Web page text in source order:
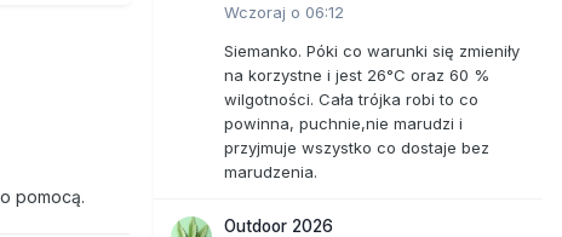
pomocą.
Wczoraj o 06:12
Siemanko. Póki co warunki się zmieniły
na korzystne i jest 26°C oraz 60 %
wilgotności. Cała trójka robi to co
powinna, puchnie,nie marudzi i
przyjmuje wszystko co dostaje bez
marudzenia.
Outdoor 2026